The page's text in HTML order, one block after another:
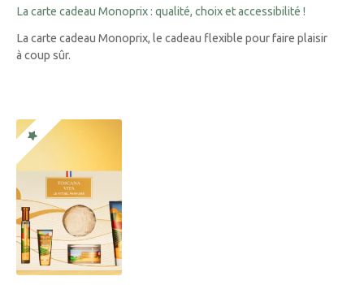
La carte cadeau Monoprix : qualité, choix et accessibilité !
La carte cadeau Monoprix, le cadeau flexible pour faire plaisir
à coup sûr.